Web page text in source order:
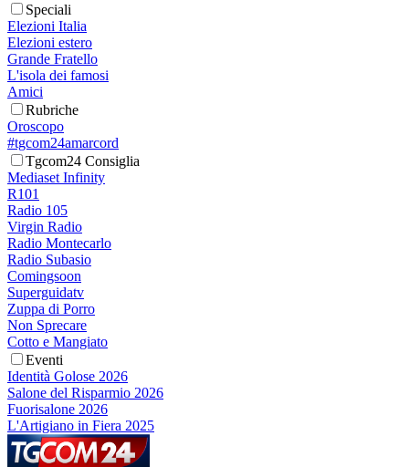
Speciali
Elezioni Italia
Elezioni estero
Grande Fratello
L'isola dei famosi
Amici
Rubriche
Oroscopo
#tgcom24amarcord
Tgcom24 Consiglia
Mediaset Infinity
R101
Radio 105
Virgin Radio
Radio Montecarlo
Radio Subasio
Comingsoon
Superguidatv
Zuppa di Porro
Non Sprecare
Cotto e Mangiato
Eventi
Identità Golose 2026
Salone del Risparmio 2026
Fuorisalone 2026
L'Artigiano in Fiera 2025